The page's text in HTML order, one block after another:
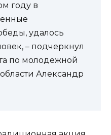
году в
удалось
– подчеркнул
по молодежной
Александр